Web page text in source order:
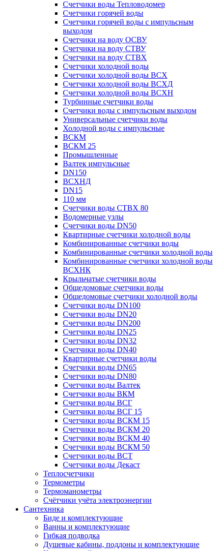
Счетчики воды Тепловодомер
Счетчики горячей воды
Счетчики горячей воды с импульсным
выходом
Счетчики на воду ОСВУ
Счетчики на воду СТВУ
Счетчики на воду СТВХ
Счетчики холодной воды
Счетчики холодной воды ВСХ
Счетчики холодной воды ВСХД
Счетчики холодной воды ВСХН
Турбинные счетчики воды
Счетчики воды с импульсным выходом
Универсальные счетчики воды
Холодной воды с импульсные
ВСКМ
ВСКМ 25
Промышленные
Валтек импульсные
DN150
ВСХНД
DN15
110 мм
Счетчики воды СТВХ 80
Водомерные узлы
Счетчики воды DN50
Квартирные счетчики холодной воды
Комбинированные счетчики воды
Комбинированные счетчики холодной воды
Комбинированные счетчики холодной воды
ВСХНК
Крыльчатые счетчики воды
Общедомовые счетчики воды
Общедомовые счетчики холодной воды
Счетчики воды DN100
Счетчики воды DN20
Счетчики воды DN200
Счетчики воды DN25
Счетчики воды DN32
Счетчики воды DN40
Квартирные счетчики воды
Счетчики воды DN65
Счетчики воды DN80
Счетчики воды Валтек
Счетчики воды ВКМ
Счетчики воды ВСГ
Счетчики воды ВСГ 15
Счетчики воды ВСКМ 15
Счетчики воды ВСКМ 20
Счетчики воды ВСКМ 40
Счетчики воды ВСКМ 50
Счетчики воды ВСТ
Счетчики воды Декаст
Теплосчетчики
Термометры
Термоманометры
Счётчики учёта электроэнергии
Сантехника
Биде и комплектующие
Ванны и комплектующие
Гибкая подводка
Душевые кабины, поддоны и комплектующие